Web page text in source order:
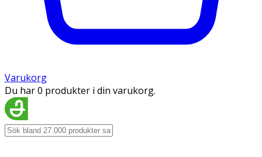
Varukorg
Du har 0 produkter i din varukorg.